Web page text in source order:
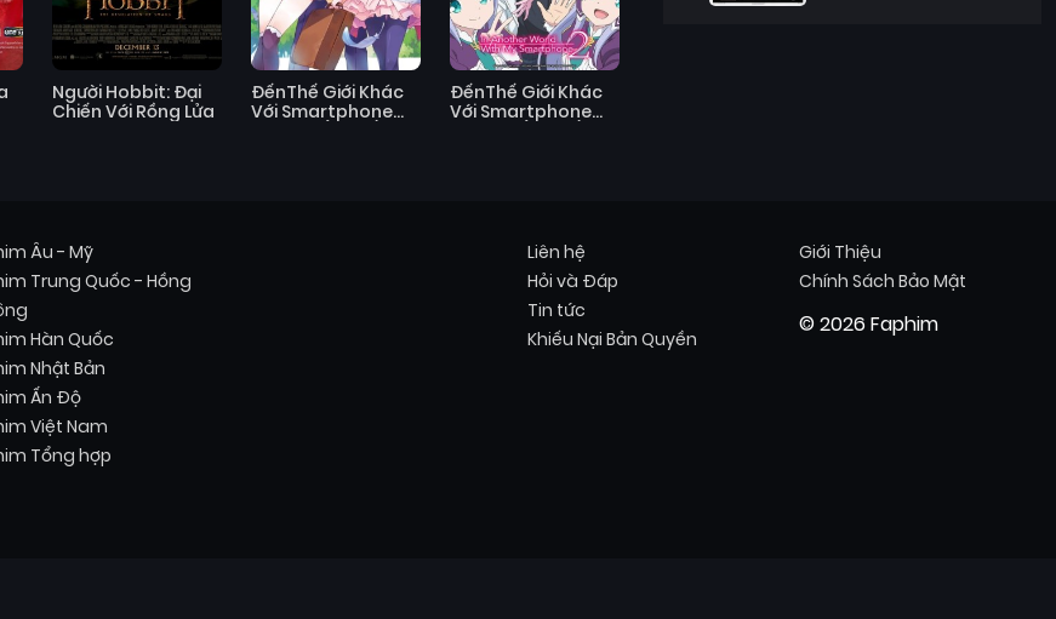
Người Hobbit: Đại
Chiến Với Rồng Lửa
ĐếnThế Giới Khác
Với Smartphone
ĐếnThế Giới Khác
Với Smartphone
Âu - Mỹ
Trung Quốc - Hồng
Hàn Quốc
Nhật Bản
Ấn Độ
Việt Nam
Tổng hợp
Liên hệ
Hỏi và Đáp
Tin tức
Khiếu Nại Bản Quyền
Giới Thiệu
Chính Sách Bảo Mật
© 2026 Faphim